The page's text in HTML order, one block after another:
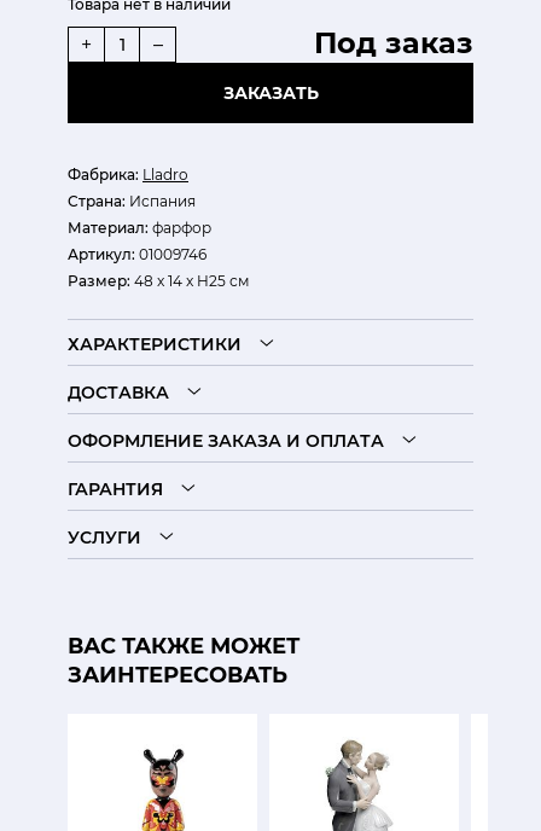
Фабрика: Lladro
Страна: Испания
Материал: фарфор
Артикул: 01009746
Размер: 48 x 14 x H25 см
Товара нет в наличии
Под заказ
+ –
ЗАКАЗАТЬ
ХАРАКТЕРИСТИКИ
ДОСТАВКА
ОФОРМЛЕНИЕ ЗАКАЗА И ОПЛАТА
ГАРАНТИЯ
УСЛУГИ
ВАС ТАКЖЕ МОЖЕТ
ЗАИНТЕРЕСОВАТЬ